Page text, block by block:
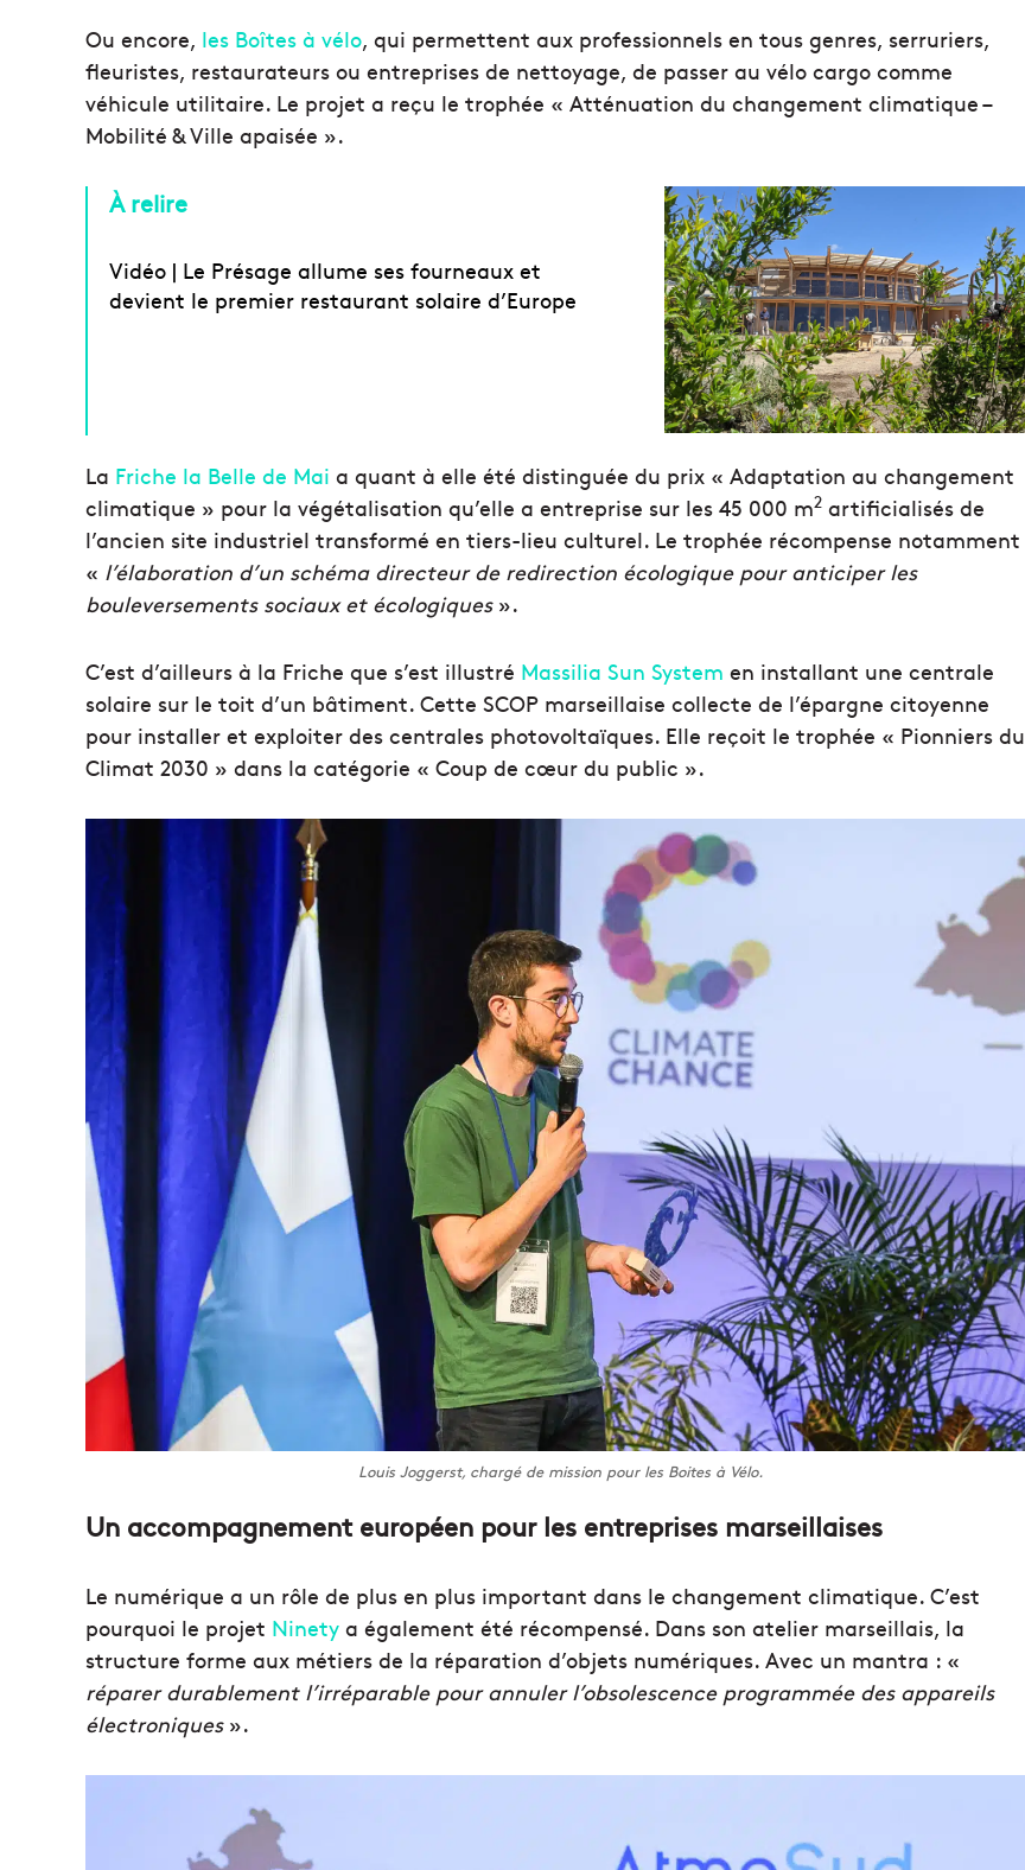
Ou encore, les Boîtes à vélo, qui permettent aux professionnels en tous genres, serruriers,
fleuristes, restaurateurs ou entreprises de nettoyage, de passer au vélo cargo comme
véhicule utilitaire. Le projet a reçu le trophée « Atténuation du changement climatique –
Mobilité & Ville apaisée ».
À relire
Vidéo | Le Présage allume ses fourneaux et
devient le premier restaurant solaire d’Europe
La Friche la Belle de Mai a quant à elle été distinguée du prix « Adaptation au changement
climatique » pour la végétalisation qu’elle a entreprise sur les 45 000 m2 artificialisés de
l’ancien site industriel transformé en tiers-lieu culturel. Le trophée récompense notamment
« l’élaboration d’un schéma directeur de redirection écologique pour anticiper les
bouleversements sociaux et écologiques».
C’est d’ailleurs à la Friche que s’est illustré Massilia Sun System en installant une centrale
solaire sur le toit d’un bâtiment. Cette SCOP marseillaise collecte de l’épargne citoyenne
pour installer et exploiter des centrales photovoltaïques. Elle reçoit le trophée « Pionniers du
Climat 2030 » dans la catégorie « Coup de cœur du public ».
Louis Joggerst, chargé de mission pour les Boites à Vélo.
Un accompagnement européen pour les entreprises marseillaises
Le numérique a un rôle de plus en plus important dans le changement climatique. C’est
pourquoi le projet Ninety a également été récompensé. Dans son atelier marseillais, la
structure forme aux métiers de la réparation d’objets numériques. Avec un mantra : «
réparer durablement l’irréparable pour annuler l’obsolescence programmée des appareils
électroniques».